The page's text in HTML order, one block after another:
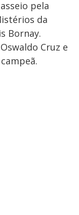
pela
da
Bornay.
Cruz e